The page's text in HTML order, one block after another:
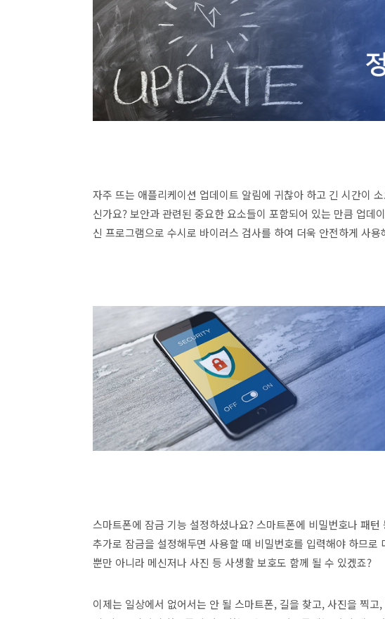
자주 뜨는 애플리케이션 업데이트 알림에 귀찮아 하고 긴 시간이
신가요? 보안과 관련된 중요한 요소들이 포함되어 있는 만큼 업데
신 프로그램으로 수시로 바이러스 검사를 하여 더욱 안전하게 사용
스마트폰에 잠금 기능 설정하셨나요? 스마트폰에 비밀번호나 패
추가로 잠금을 설정해두면 사용할 때 비밀번호를 입력해야 하므
뿐만 아니라 메신저나 사진 등 사생활 보호도 함께 될 수 있겠죠?
이제는 일상에서 없어서는 안 될 스마트폰, 길을 찾고, 사진을 찍